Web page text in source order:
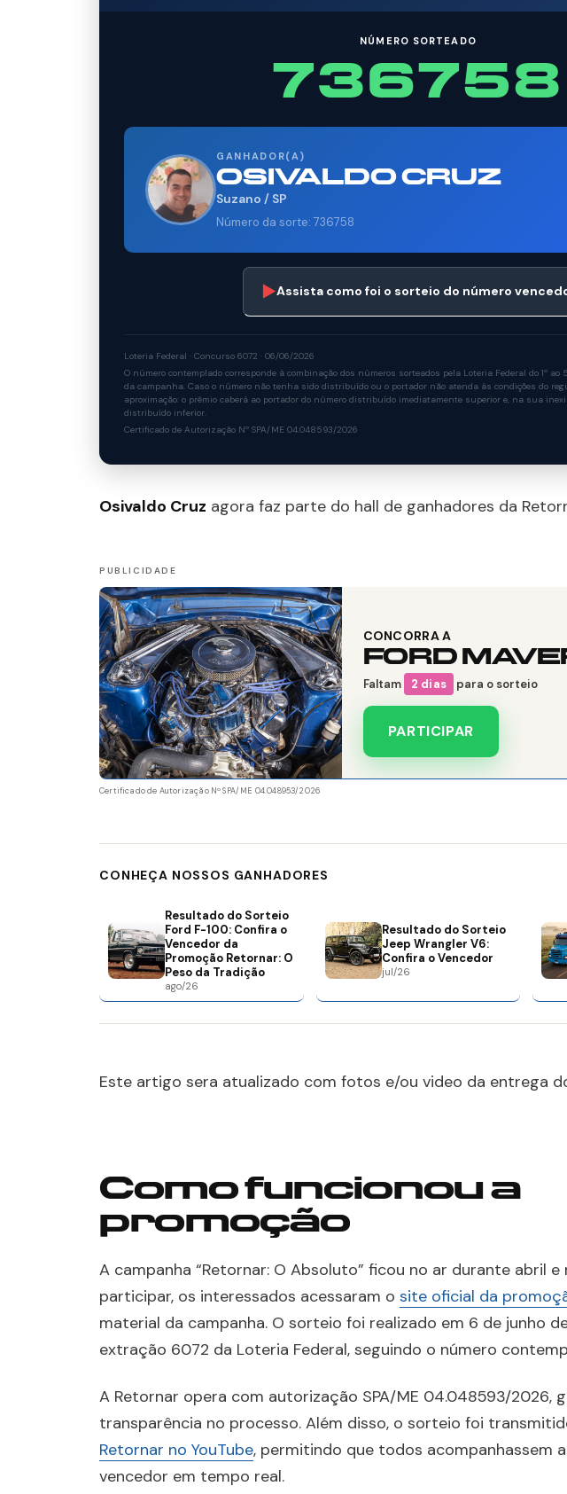
NÚMERO SORTEADO
736758
GANHADOR(A)
OSIVALDO CRUZ
Suzano / SP
Número da sorte: 736758
▶Assista como foi o sorteio do número
Loteria Federal · Concurso 6072 · 06/06/2026
O número contemplado corresponde à combinação dos números sorteados pela Loteria Federal do 1º ao
da campanha. Caso o número não tenha sido distribuído ou o portador não atenda às condições do
aproximação: o prêmio caberá ao portador do número distribuído imediatamente superior e, na sua
distribuído inferior.
Certificado de Autorização Nº SPA/ME 04.048593/2026
Osivaldo Cruz agora faz parte do hall de ganhadores da
CONCORRA A
FORD
Faltam 2 dias para o sorteio
PARTICIPAR
Certificado de Autorização Nº SPA/ME 04.048953/2026
CONHEÇA NOSSOS GANHADORES
Resultado do Sorteio
Ford F-100: Confira o
Vencedor da
Promoção Retornar: O
Peso da Tradição
ago/26
Resultado do Sorteio
Jeep Wrangler V6:
Confira o Vencedor
jul/26
Este artigo sera atualizado com fotos e/ou video da entrega
Como funcionou a
promoção
A campanha “Retornar: O Absoluto” ficou no ar durante abril e
participar, os interessados acessaram o site oficial da
material da campanha. O sorteio foi realizado em 6 de junho
extração 6072 da Loteria Federal, seguindo o número
A Retornar opera com autorização SPA/ME 04.048593/2026,
transparência no processo. Além disso, o sorteio foi
Retornar no YouTube, permitindo que todos acompanhassem
vencedor em tempo real.